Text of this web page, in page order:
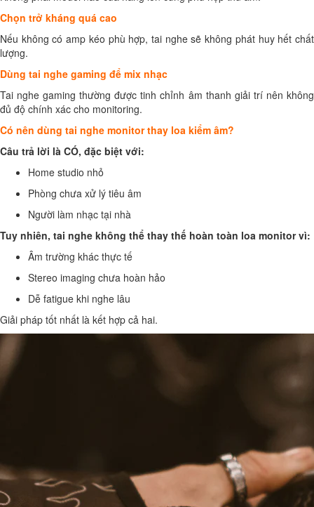
Chọn trở kháng quá cao
Nếu không có amp kéo phù hợp, tai nghe sẽ không phát huy hết chất
lượng.
Dùng tai nghe gaming để mix nhạc
Tai nghe gaming thường được tinh chỉnh âm thanh giải trí nên không
đủ độ chính xác cho monitoring.
Có nên dùng tai nghe monitor thay loa kiểm âm?
Câu trả lời là CÓ, đặc biệt với:
Home studio nhỏ
Phòng chưa xử lý tiêu âm
Người làm nhạc tại nhà
Tuy nhiên, tai nghe không thể thay thế hoàn toàn loa monitor vì:
Âm trường khác thực tế
Stereo imaging chưa hoàn hảo
Dễ fatigue khi nghe lâu
Giải pháp tốt nhất là kết hợp cả hai.